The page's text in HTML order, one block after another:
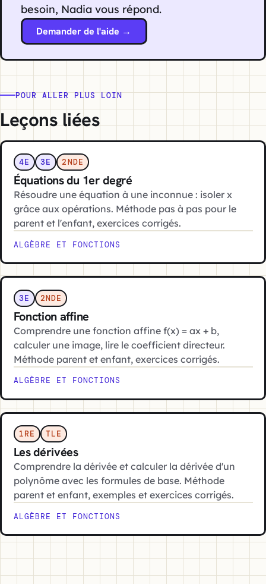
besoin, Nadia vous répond.
Demander de l'aide →
POUR ALLER PLUS LOIN
Leçons liées
4E 3E 2NDE
Équations du 1er degré
Résoudre une équation à une inconnue : isoler x
grâce aux opérations. Méthode pas à pas pour le
parent et l'enfant, exercices corrigés.
ALGÈBRE ET FONCTIONS
3E 2NDE
Fonction affine
Comprendre une fonction affine f(x) = ax + b,
calculer une image, lire le coefficient directeur.
Méthode parent et enfant, exercices corrigés.
ALGÈBRE ET FONCTIONS
1RE TLE
Les dérivées
Comprendre la dérivée et calculer la dérivée d'un
polynôme avec les formules de base. Méthode
parent et enfant, exemples et exercices corrigés.
ALGÈBRE ET FONCTIONS